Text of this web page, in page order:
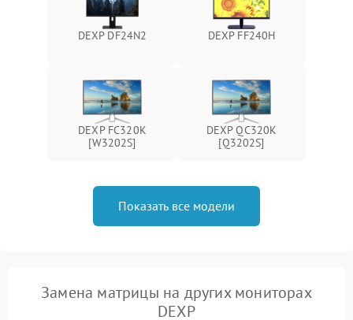
защиты от перегрева
Поломка системы защиты
Поломка системы защиты
от замыкания
Подробнее →
DEXP DF24N2 DEXP FF240H
DEXP FC320K
[W3202S]
DEXP QC320K
[Q3202S]
Показать все модели
Замена матрицы на других мониторах
DEXP